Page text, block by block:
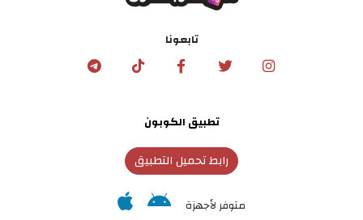
تابعونا
تطبيق الكوبون
رابط تحميل التطبيق
متوفر لأجهزة